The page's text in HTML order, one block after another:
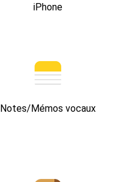
iPhone
Notes/Mémos vocaux